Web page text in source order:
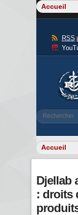
RSS
Rechercher
Djellab
: droits